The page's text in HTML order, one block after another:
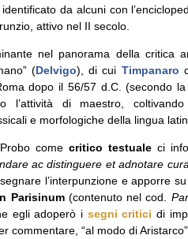
da alcuni con
attivo nel II secolo.
nel panorama della critica
(Delvigo), di cui Timpanaro
dopo il 56/57 d.C. (secondo
l’attività di maestro,
e morfologiche della lingua
come critico testuale ci
ac distinguere et adnotare
l’interpunzione e apporre
Parisinum(contenuto nel cod.
egli adoperò i segni critici di
commentare, “al modo di